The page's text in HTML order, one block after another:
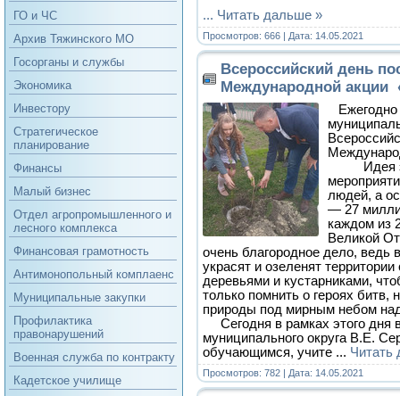
ГО и ЧС
Архив Тяжинского МО
Госорганы и службы
Экономика
Инвестору
Стратегическое
планирование
Финансы
Малый бизнес
Отдел агропромышленного и
лесного комплекса
Финансовая грамотность
Антимонопольный комплаенс
Муниципальные закупки
Профилактика
правонарушений
Военная служба по контракту
Кадетское училище
... Читать дальше »
Просмотров: 666 | Дата: 14.05.2021
Всероссийский день
Международной акции
Идея
людей, а
— 27
каждом из
Великой
очень благородное дело, ведь
украсят и озеленят
деревьями и кустарниками,
только помнить о героях битв,
природы под мирным небом
Сегодня в рамках этого дня
муниципального округа В.Е.
обучающимся, учите ... Читать
Просмотров: 782 | Дата: 14.05.2021